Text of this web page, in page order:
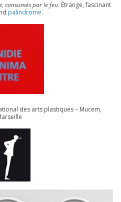
consu­més par le feu. Étrange, fas­ci­nant
palin­drome.
des arts plas­tiques – Mucem,